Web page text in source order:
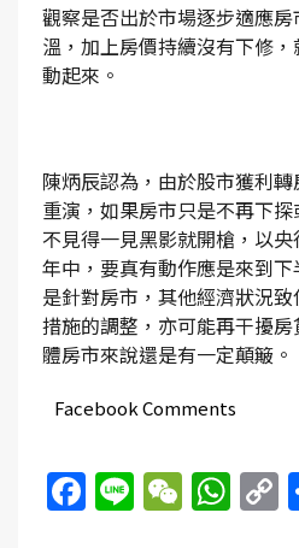
觀察是否出於市場逐步適應
溫，加上房價持續沒有下修
動起來。
陳炳辰認為，由於股市獲利
重演，如果房市只是不再下
不見得一見黑影就開槍，以
年中，要真有動作應是來到
是針對房市，其他經濟狀況
措施的調整，亦可能再干擾
體房市來說還是有一定顛簸。
Facebook Comments
Facebook
Line